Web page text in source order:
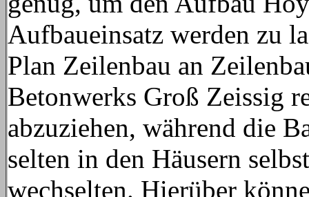
Aufbaueinsatz werden zu
Plan Zeilenbau an
Betonwerks Groß Zeissig
abzuziehen, während die
selten in den Häusern
wechselten. Hierüber